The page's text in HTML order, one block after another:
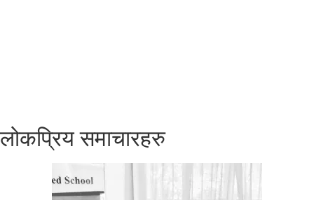
लोकप्रिय समाचारहरु